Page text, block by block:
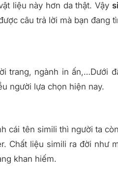
liệu này hơn da thật. Vậy
câu trả lời mà bạn đang
trang, ngành in ấn,…Dưới
người lựa chọn hiện nay.
cái tên simili thì người ta
Chất liệu simili ra đời như
khan hiếm.